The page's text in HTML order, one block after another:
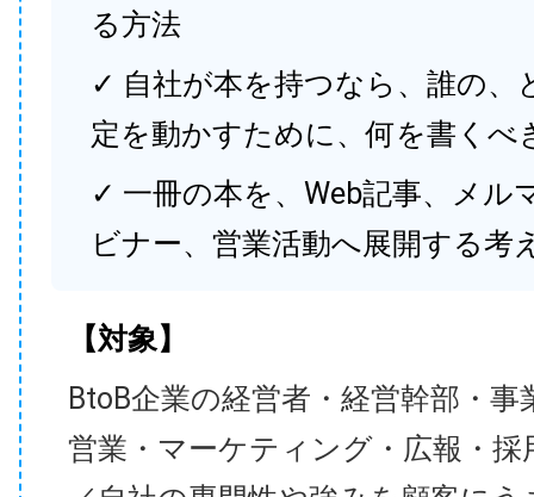
る方法
✓ 自社が本を持つなら、誰の、
定を動かすために、何を書くべ
✓ 一冊の本を、Web記事、メル
ビナー、営業活動へ展開する考
【対象】
BtoB企業の経営者・経営幹部・事
営業・マーケティング・広報・採